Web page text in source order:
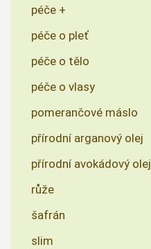
péče +
péče o pleť
péče o tělo
péče o vlasy
pomerančové máslo
přírodní arganový olej
přírodní avokádový olej
růže
šafrán
slim